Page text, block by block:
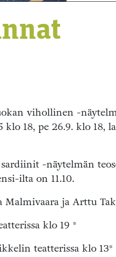
vihollinen -
18, pe 26.9. klo 18,
sardiinit -näytelmän
ilta on 11.10.
ja Arttu
klo 19 *
teatterissa klo 13*